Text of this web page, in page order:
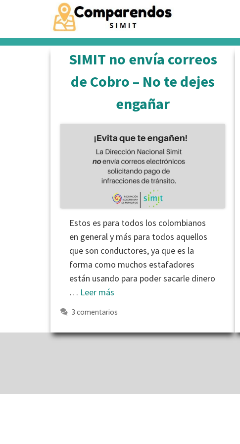
SIMIT no envía correos
de Cobro – No te dejes
engañar
Estos es para todos los colombianos
en general y más para todos aquellos
que son conductores, ya que es la
forma como muchos estafadores
están usando para poder sacarle dinero
… Leer más
3 comentarios